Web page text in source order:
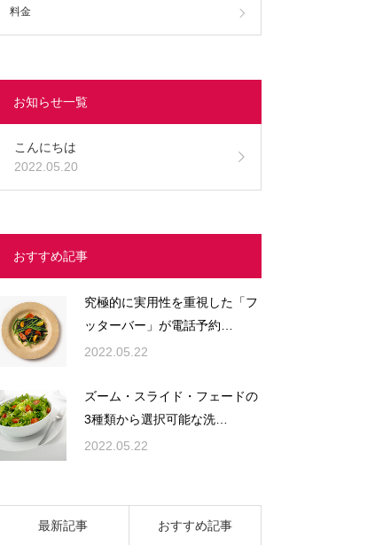
料金
お知らせ一覧
こんにちは
2022.05.20
おすすめ記事
究極的に実用性を重視した「フ
ッターバー」が電話予約…
2022.05.22
ズーム・スライド・フェードの
3種類から選択可能な洗…
2022.05.22
最新記事 おすすめ記事